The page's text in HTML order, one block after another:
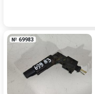
№ 69983